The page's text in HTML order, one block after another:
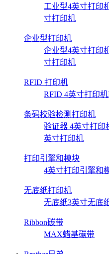
工业型4英寸打印
寸打印机
企业型打印机
企业型4英寸打印
寸打印机
RFID 打印机
RFID 4英寸打印机
条码校验检测打印机
验证器 4英寸打印
英寸打印机
打印引擎和模块
4英寸打印引擎和
无底纸打印机
无底纸3英寸无底
Ribbon碳带
MAX蜡基碳带